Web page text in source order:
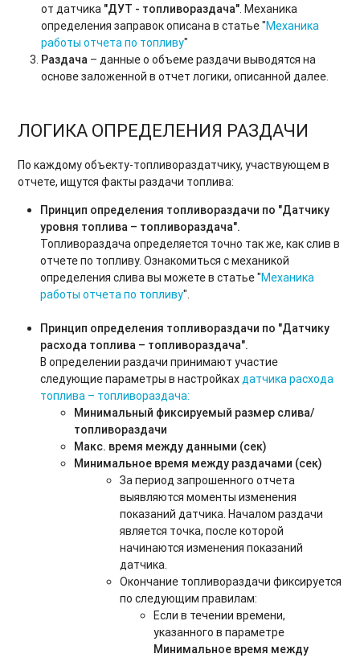
от датчика "ДУТ - топливораздача" . Механика
определения заправок описана в статье "Механика
работы отчета по топливу"
Раздача – данные о объеме раздачи выводятся на
основе заложенной в отчет логики, описанной далее.
ЛОГИКА ОПРЕДЕЛЕНИЯ РАЗДАЧИ
По каждому объекту-топливораздатчику, участвующем в
отчете, ищутся факты раздачи топлива:
Принцип определения топливораздачи по "Датчику
уровня топлива – топливораздача".
Топливораздача определяется точно так же, как слив в
отчете по топливу. Ознакомиться с механикой
определения слива вы можете в статье "Механика
работы отчета по топливу".
Принцип определения топливораздачи по "Датчику
расхода топлива – топливораздача".
В определении раздачи принимают участие
следующие параметры в настройкахдатчика расхода
топлива – топливораздача:
Минимальный фиксируемый размер слива/
топливораздачи
Макс. время между данными (сек)
Минимальное время между раздачами (сек)
За период запрошенного отчета
выявляются моменты изменения
показаний датчика. Началом раздачи
является точка, после которой
начинаются изменения показаний
датчика.
Окончание топливораздачи фиксируется
по следующим правилам:
Если в течении времени,
указанного в параметре
Минимальное время между